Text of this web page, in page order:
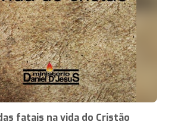
fatais na vida do Cristão